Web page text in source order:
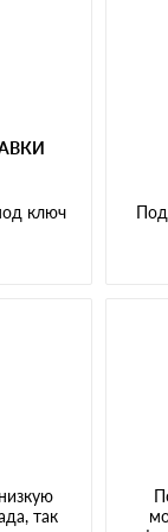
ключ
так